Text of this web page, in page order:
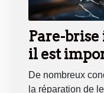
Pare-
il est
à un
De nombreux
la réparation de